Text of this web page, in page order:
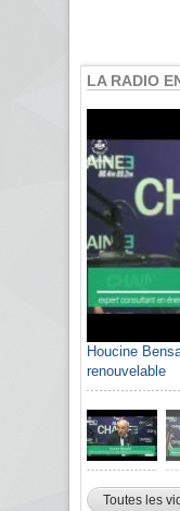
LA RADIO
Houcine
renouvelable
Toutes les